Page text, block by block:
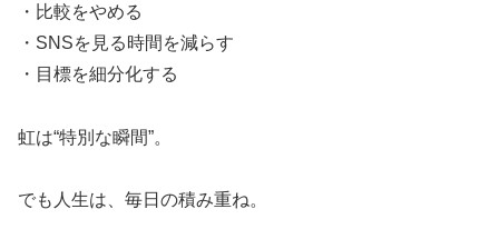
・比較をやめる
・SNSを見る時間を減らす
・目標を細分化する
虹は“特別な瞬間”。
でも人生は、毎日の積み重ね。